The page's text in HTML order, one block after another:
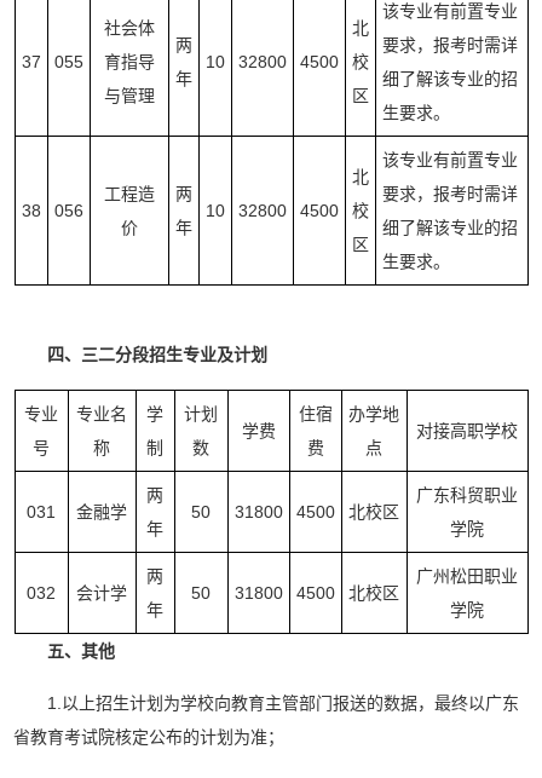
37 055
社会体
育指导
与管理
两
年
10 32800 4500
北
校
区
该专业有前置专业
要求，报考时需详
细了解该专业的招
生要求。
38 056
工程造
价
两
年
10 32800 4500
北
校
区
该专业有前置专业
要求，报考时需详
细了解该专业的招
生要求。
四、三二分段招生专业及计划
专业
号
专业名
称
学
制
计划
数
学费
住宿
费
办学地
点
对接高职学校
031 金融学
两
年
50 31800 4500 北校区
广东科贸职业
学院
032 会计学
两
年
50 31800 4500 北校区
广州松田职业
学院
五、其他
1.以上招生计划为学校向教育主管部门报送的数据，最终以广东
省教育考试院核定公布的计划为准；